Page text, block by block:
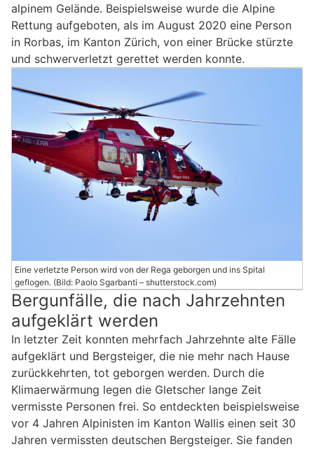
alpinem Gelände. Beispielsweise wurde die Alpine
Rettung aufgeboten, als im August 2020 eine Person
in Rorbas, im Kanton Zürich, von einer Brücke stürzte
und schwerverletzt gerettet werden konnte.
Eine verletzte Person wird von der Rega geborgen und ins Spital
geflogen. (Bild: Paolo Sgarbanti – shutterstock.com)
Bergunfälle, die nach Jahrzehnten
aufgeklärt werden
In letzter Zeit konnten mehrfach Jahrzehnte alte Fälle
aufgeklärt und Bergsteiger, die nie mehr nach Hause
zurückkehrten, tot geborgen werden. Durch die
Klimaerwärmung legen die Gletscher lange Zeit
vermisste Personen frei. So entdeckten beispielsweise
vor 4 Jahren Alpinisten im Kanton Wallis einen seit 30
Jahren vermissten deutschen Bergsteiger. Sie fanden